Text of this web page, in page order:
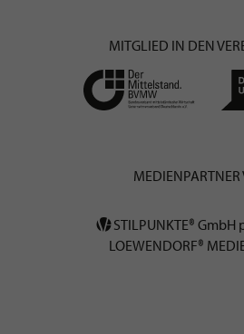
MITGLIED IN DEN
MEDIENPARTNER
STILPUNKTE® GmbH
LOEWENDORF®